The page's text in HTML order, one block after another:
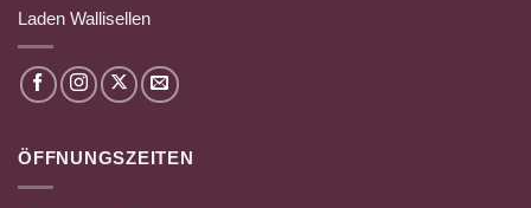
Laden Wallisellen
ÖFFNUNGSZEITEN